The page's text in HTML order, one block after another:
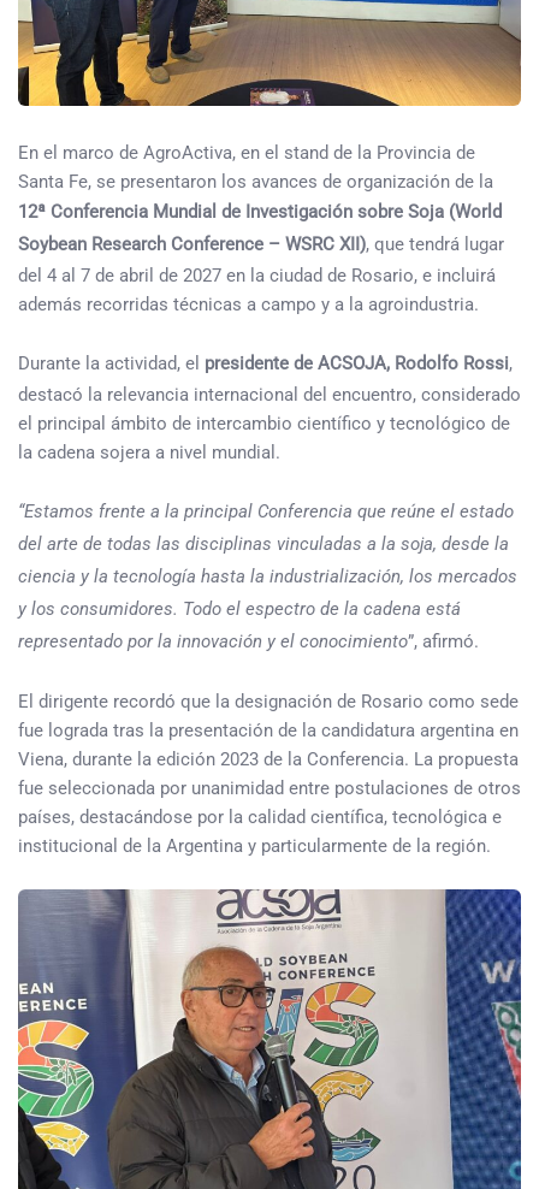
En el marco de AgroActiva, en el stand de la Provincia de
Santa Fe, se presentaron los avances de organización de la
12ª Conferencia Mundial de Investigación sobre Soja (World
Soybean Research Conference – WSRC XII), que tendrá lugar
del 4 al 7 de abril de 2027 en la ciudad de Rosario, e incluirá
además recorridas técnicas a campo y a la agroindustria.
Durante la actividad, el presidente de ACSOJA, Rodolfo Rossi,
destacó la relevancia internacional del encuentro, considerado
el principal ámbito de intercambio científico y tecnológico de
la cadena sojera a nivel mundial.
“Estamos frente a la principal Conferencia que reúne el estado
del arte de todas las disciplinas vinculadas a la soja, desde la
ciencia y la tecnología hasta la industrialización, los mercados
y los consumidores. Todo el espectro de la cadena está
representado por la innovación y el conocimiento”, afirmó.
El dirigente recordó que la designación de Rosario como sede
fue lograda tras la presentación de la candidatura argentina en
Viena, durante la edición 2023 de la Conferencia. La propuesta
fue seleccionada por unanimidad entre postulaciones de otros
países, destacándose por la calidad científica, tecnológica e
institucional de la Argentina y particularmente de la región.